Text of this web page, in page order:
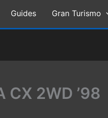
Guides Gran Turismo
CX 2WD ’98